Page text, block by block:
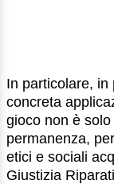
In particolare, in
concreta
gioco non è
permanenza,
etici e sociali
Giustizia